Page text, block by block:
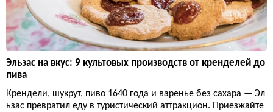
Эльзас на вкус: 9 культовых производств от кренделей до
пива
Крендели, шукрут, пиво 1640 года и варенье без сахара — Эл
ьзас превратил еду в туристический аттракцион. Приезжайте